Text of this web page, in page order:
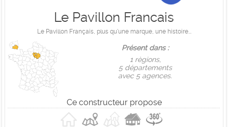
Le Pavillon Francais
Le Pavillon Français, plus qu'une marque, une histoire...
Présent dans :
1 règions,
5 départements
avec 5 agences.
Ce constructeur propose